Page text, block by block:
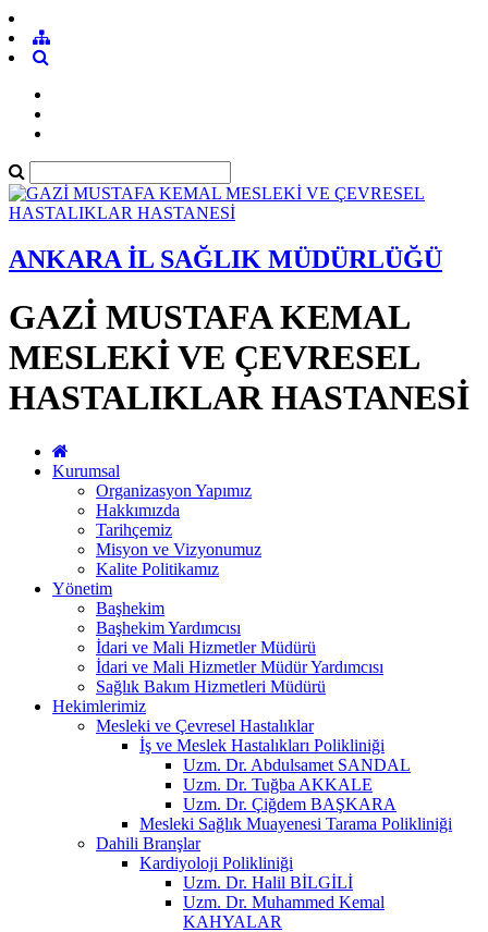
ANKARA İL SAĞLIK MÜDÜRLÜĞÜ
GAZİ MUSTAFA KEMAL
MESLEKİ VE ÇEVRESEL
HASTALIKLAR HASTANESİ
Kurumsal
Organizasyon Yapımız
Hakkımızda
Tarihçemiz
Misyon ve Vizyonumuz
Kalite Politikamız
Yönetim
Başhekim
Başhekim Yardımcısı
İdari ve Mali Hizmetler Müdürü
İdari ve Mali Hizmetler Müdür Yardımcısı
Sağlık Bakım Hizmetleri Müdürü
Hekimlerimiz
Mesleki ve Çevresel Hastalıklar
İş ve Meslek Hastalıkları Polikliniği
Uzm. Dr. Abdulsamet SANDAL
Uzm. Dr. Tuğba AKKALE
Uzm. Dr. Çiğdem BAŞKARA
Mesleki Sağlık Muayenesi Tarama Polikliniği
Dahili Branşlar
Kardiyoloji Polikliniği
Uzm. Dr. Halil BİLGİLİ
Uzm. Dr. Muhammed Kemal
KAHYALAR